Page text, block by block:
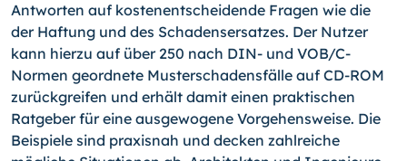
Antworten auf kostenentscheidende Fragen wie die
der Haftung und des Schadensersatzes. Der Nutzer
kann hierzu auf über 250 nach DIN- und VOB/C-
Normen geordnete Musterschadensfälle auf CD-ROM
zurückgreifen und erhält damit einen praktischen
Ratgeber für eine ausgewogene Vorgehensweise. Die
Beispiele sind praxisnah und decken zahlreiche